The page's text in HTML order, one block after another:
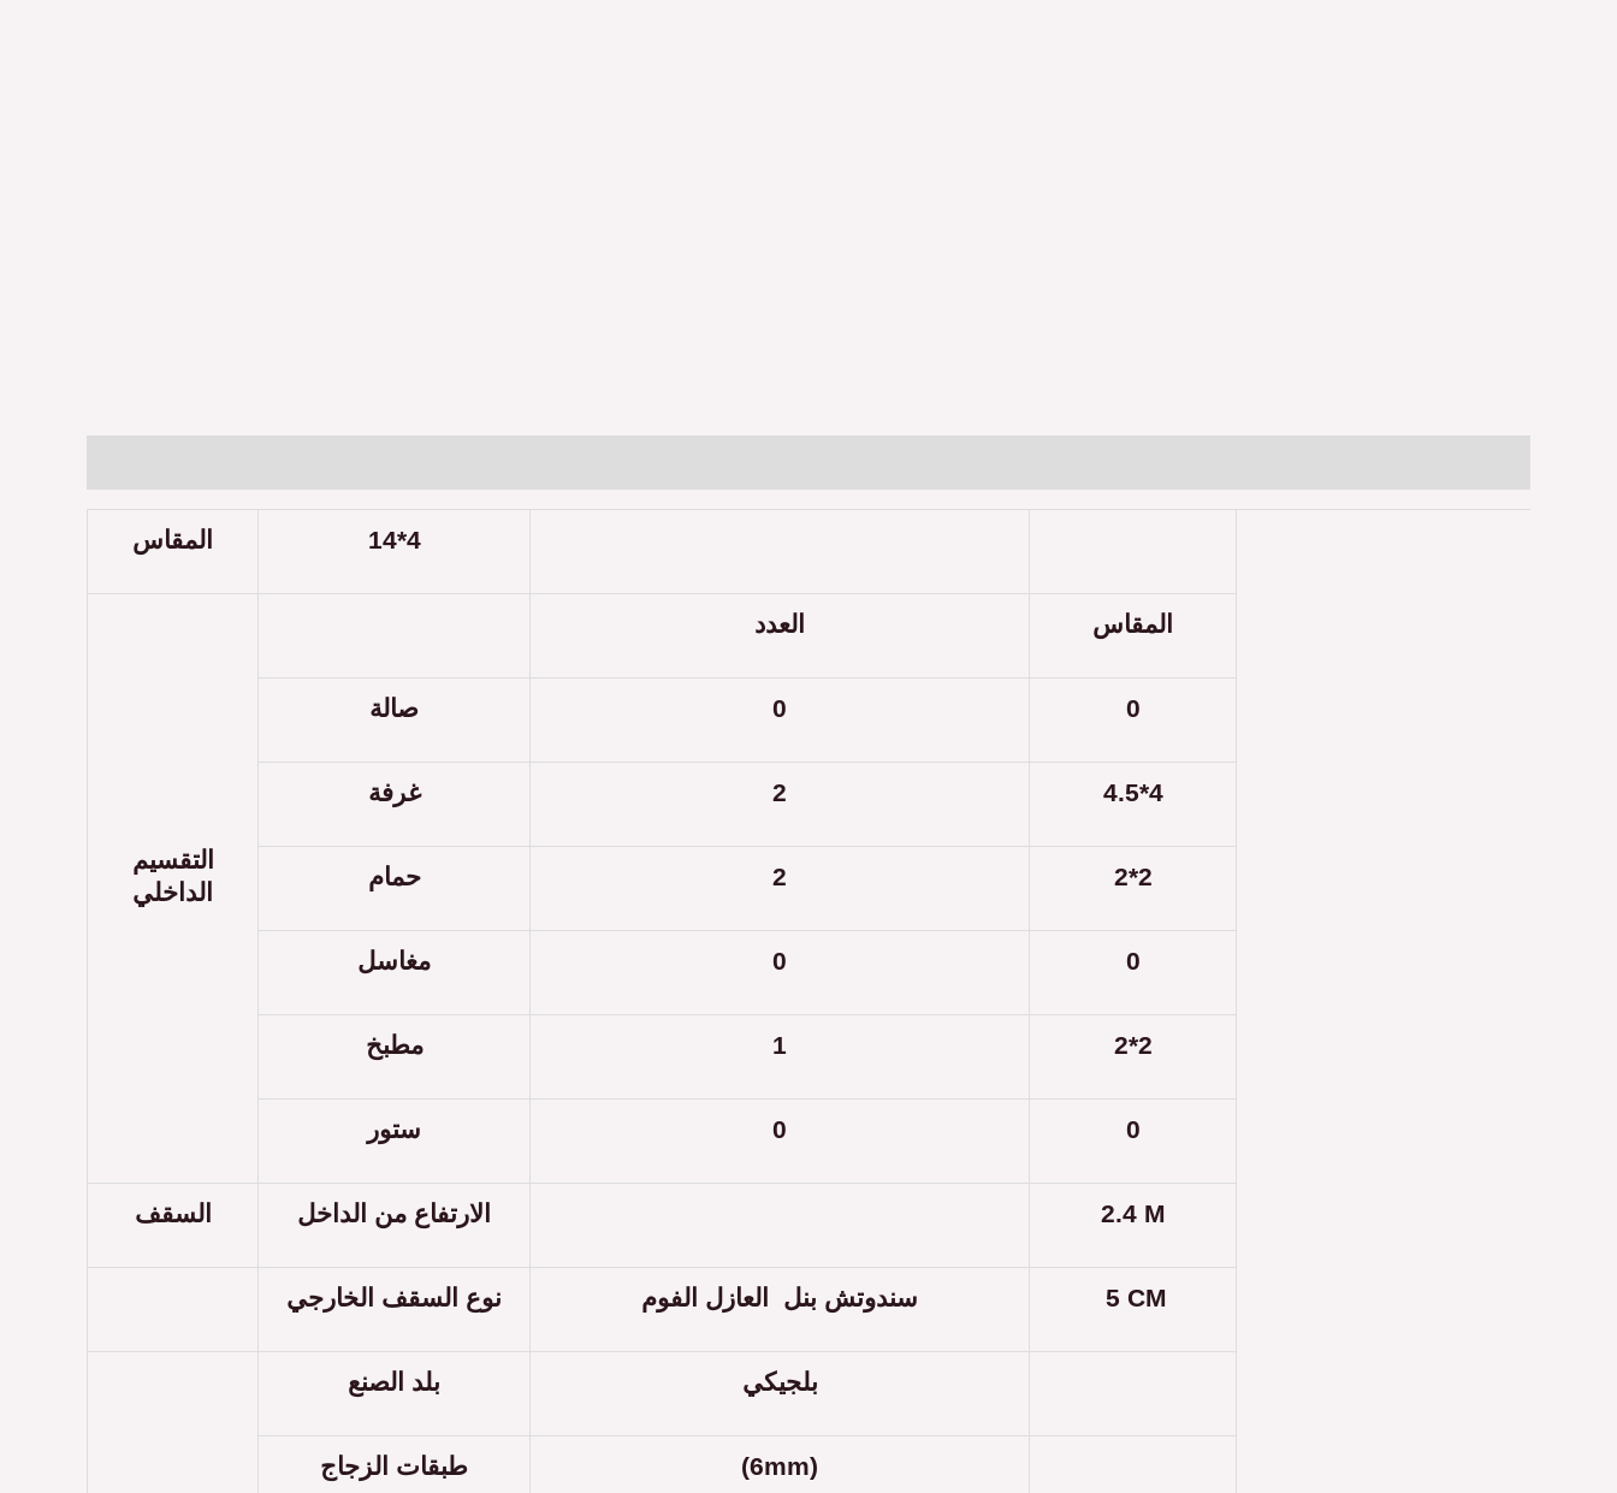
المقاس 14*4
التقسيم
الداخلي
العدد المقاس
صالة 0 0
غرفة 2 4.5*4
حمام 2 2*2
مغاسل 0 0
مطبخ 1 2*2
ستور 0 0
السقف الارتفاع من الداخل 2.4 M
نوع السقف الخارجي سندوتش بنل العازل الفوم 5 CM
بلد الصنع بلجيكي
طبقات الزجاج (6mm)